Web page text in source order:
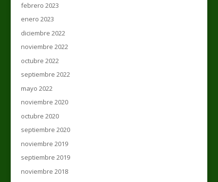
febrero 2023
enero 2023
diciembre 2022
noviembre 2022
octubre 2022
septiembre 2022
mayo 2022
noviembre 2020
octubre 2020
septiembre 2020
noviembre 2019
septiembre 2019
noviembre 2018